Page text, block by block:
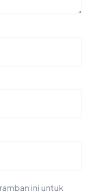
ini untuk